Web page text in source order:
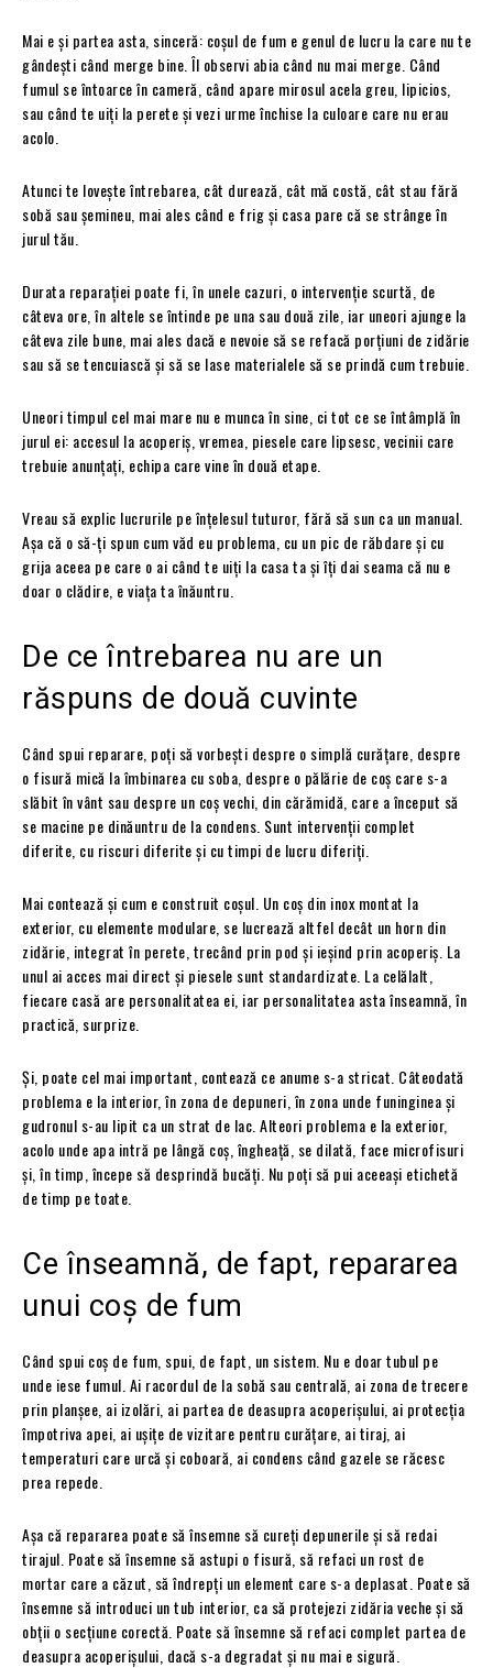
Mai e și partea asta, sinceră: coșul de fum e genul de lucru la care nu te
gândești când merge bine. Îl observi abia când nu mai merge. Când
fumul se întoarce în cameră, când apare mirosul acela greu, lipicios,
sau când te uiți la perete și vezi urme închise la culoare care nu erau
acolo.
Atunci te lovește întrebarea, cât durează, cât mă costă, cât stau fără
sobă sau șemineu, mai ales când e frig și casa pare că se strânge în
jurul tău.
Durata reparației poate fi, în unele cazuri, o intervenție scurtă, de
câteva ore, în altele se întinde pe una sau două zile, iar uneori ajunge la
câteva zile bune, mai ales dacă e nevoie să se refacă porțiuni de zidărie
sau să se tencuiască și să se lase materialele să se prindă cum trebuie.
Uneori timpul cel mai mare nu e munca în sine, ci tot ce se întâmplă în
jurul ei: accesul la acoperiș, vremea, piesele care lipsesc, vecinii care
trebuie anunțați, echipa care vine în două etape.
Vreau să explic lucrurile pe înțelesul tuturor, fără să sun ca un manual.
Așa că o să-ți spun cum văd eu problema, cu un pic de răbdare și cu
grija aceea pe care o ai când te uiți la casa ta și îți dai seama că nu e
doar o clădire, e viața ta înăuntru.
De ce întrebarea nu are un
răspuns de două cuvinte
Când spui reparare, poți să vorbești despre o simplă curățare, despre
o fisură mică la îmbinarea cu soba, despre o pălărie de coș care s-a
slăbit în vânt sau despre un coș vechi, din cărămidă, care a început să
se macine pe dinăuntru de la condens. Sunt intervenții complet
diferite, cu riscuri diferite și cu timpi de lucru diferiți.
Mai contează și cum e construit coșul. Un coș din inox montat la
exterior, cu elemente modulare, se lucrează altfel decât un horn din
zidărie, integrat în perete, trecând prin pod și ieșind prin acoperiș. La
unul ai acces mai direct și piesele sunt standardizate. La celălalt,
fiecare casă are personalitatea ei, iar personalitatea asta înseamnă, în
practică, surprize.
Și, poate cel mai important, contează ce anume s-a stricat. Câteodată
problema e la interior, în zona de depuneri, în zona unde funinginea și
gudronul s-au lipit ca un strat de lac. Alteori problema e la exterior,
acolo unde apa intră pe lângă coș, îngheață, se dilată, face microfisuri
și, în timp, începe să desprindă bucăți. Nu poți să pui aceeași etichetă
de timp pe toate.
Ce înseamnă, de fapt, repararea
unui coș de fum
Când spui coș de fum, spui, de fapt, un sistem. Nu e doar tubul pe
unde iese fumul. Ai racordul de la sobă sau centrală, ai zona de trecere
prin planșee, ai izolări, ai partea de deasupra acoperișului, ai protecția
împotriva apei, ai ușițe de vizitare pentru curățare, ai tiraj, ai
temperaturi care urcă și coboară, ai condens când gazele se răcesc
prea repede.
Așa că repararea poate să însemne să cureți depunerile și să redai
tirajul. Poate să însemne să astupi o fisură, să refaci un rost de
mortar care a căzut, să îndrepți un element care s-a deplasat. Poate să
însemne să introduci un tub interior, ca să protejezi zidăria veche și să
obții o secțiune corectă. Poate să însemne să refaci complet partea de
deasupra acoperișului, dacă s-a degradat și nu mai e sigură.